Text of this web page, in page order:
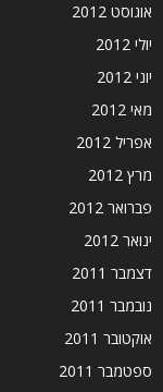
אוגוסט 2012
יולי 2012
יוני 2012
מאי 2012
אפריל 2012
מרץ 2012
פברואר 2012
ינואר 2012
דצמבר 2011
נובמבר 2011
אוקטובר 2011
ספטמבר 2011